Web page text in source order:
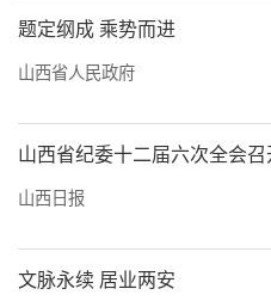
题定纲成 乘势而进
山西省人民政府
山西省纪委十二届六次全会
山西日报
文脉永续 居业两安